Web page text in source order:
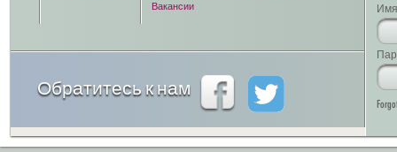
Вакансии
Обратитесь к нам
Имя